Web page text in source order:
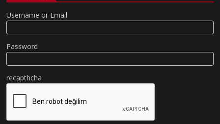
Username or Email
Password
recapthcha